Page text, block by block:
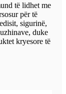
të lidhet me
për të
sigurinë,
duke
kryesore të